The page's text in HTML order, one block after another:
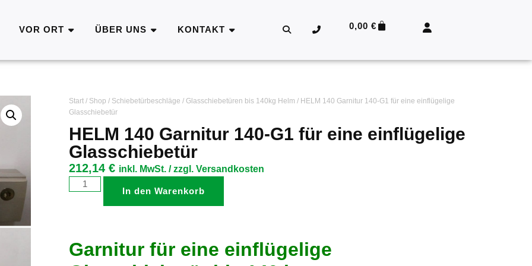
VOR ORT ÜBER UNS KONTAKT 0,00€
Start/ Shop / Schiebetürbeschläge / Glasschiebetüren bis 140kg Helm / HELM 140 Garnitur 140-G1 für eine einflügelige
Glasschiebetür
HELM 140 Garnitur 140-G1 für eine einflügelige
Glasschiebetür
212,14 € inkl. MwSt. / zzgl. Versandkosten
In den Warenkorb
Garnitur für eine einflügelige